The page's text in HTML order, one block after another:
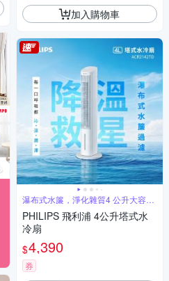
加入購物車
瀑布式水簾，淨化雜質4 公升大容量
水箱
PHILIPS 飛利浦 4公升塔式水
冷扇
$4,390
券